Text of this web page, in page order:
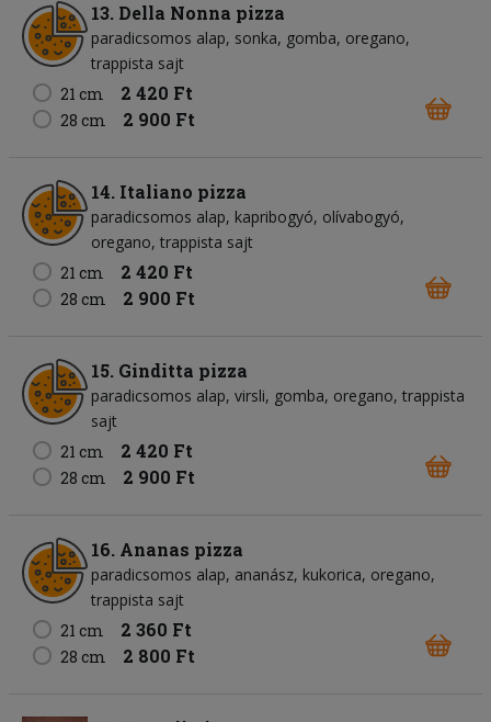
13. Della Nonna pizza
paradicsomos alap sonka gomba oregano
trappista sajt
21 cm
2 420 Ft
28 cm 2 900 Ft
14. Italiano pizza
paradicsomos alap kapribogyó olívabogyó
oregano trappista sajt
21 cm
2 420 Ft
28 cm 2 900 Ft
15. Ginditta pizza
paradicsomos alap virsli gomba oregano trappista
sajt
21 cm
2 420 Ft
28 cm 2 900 Ft
16. Ananas pizza
paradicsomos alap ananász kukorica oregano
trappista sajt
21 cm
2 360 Ft
28 cm 2 800 Ft